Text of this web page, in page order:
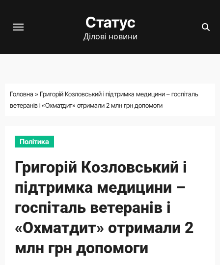
Статус
Ділові новини
Головна » Григорій Козловський і підтримка медицини – госпіталь
ветеранів і «Охматдит» отримали 2 млн грн допомоги
Політика
Григорій Козловський і
підтримка медицини –
госпіталь ветеранів і
«Охматдит» отримали 2
млн грн допомоги